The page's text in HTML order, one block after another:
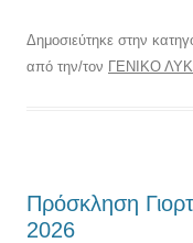
Δημοσιεύτηκε στην
από την/τον ΓΕΝΙΚΟ
Πρόσκληση
2026